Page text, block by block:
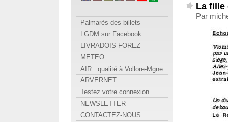
La fille
Par
Palmarès des billets
LGDM sur Facebook
LIVRADOIS-FOREZ
METEO
AIR : qualité à Vollore-Mgne
ARVERNET
Testez votre connexion
NEWSLETTER
CONTACTEZ-NOUS